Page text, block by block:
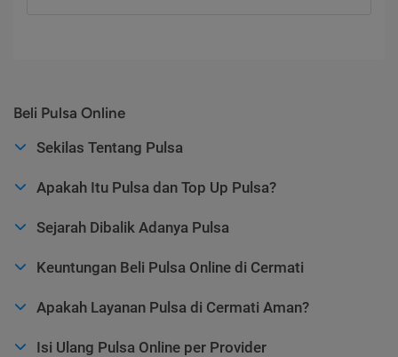
Beli Pulsa Online
Sekilas Tentang Pulsa
Apakah Itu Pulsa dan Top Up Pulsa?
Sejarah Dibalik Adanya Pulsa
Keuntungan Beli Pulsa Online di Cermati
Apakah Layanan Pulsa di Cermati Aman?
Isi Ulang Pulsa Online per Provider